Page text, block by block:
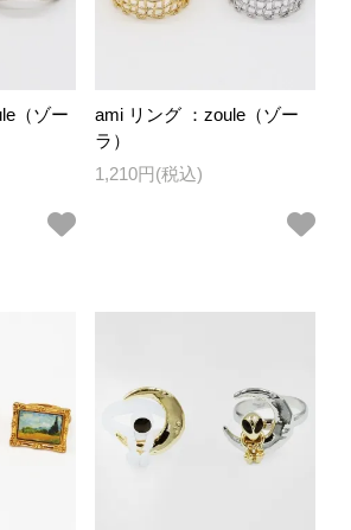
（ゾー
ami リング ：zoule（ゾー
ラ）
1,210円(税込)